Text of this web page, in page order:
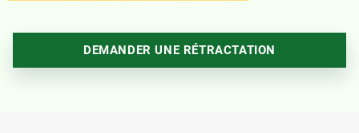
DEMANDER UNE RÉTRACTATION